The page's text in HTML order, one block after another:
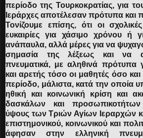
περίοδο της Τουρκοκρατίας, για
Ιεράρχες αποτέλεσαν πρότυπα και
Τονίζουμε επίσης, ότι οι
ευκαιρίες για χάσιμο χρόνου ή
ανάπαυλα, αλλά μέρες για να
σημασία της λέξεως και να
πνευματικά, με αληθινά πρότυπα
και αρετής τόσο οι μαθητές όσο
περίοδο, μάλιστα, κατά την οποία
ηθική και κοινωνική κρίση και
δασκάλων και προσωπικοτήτων
ύψους των Τριών Αγίων Ιεραρχών
επιστημονικού, κοινωνικού και
άφησαν στην ελληνική